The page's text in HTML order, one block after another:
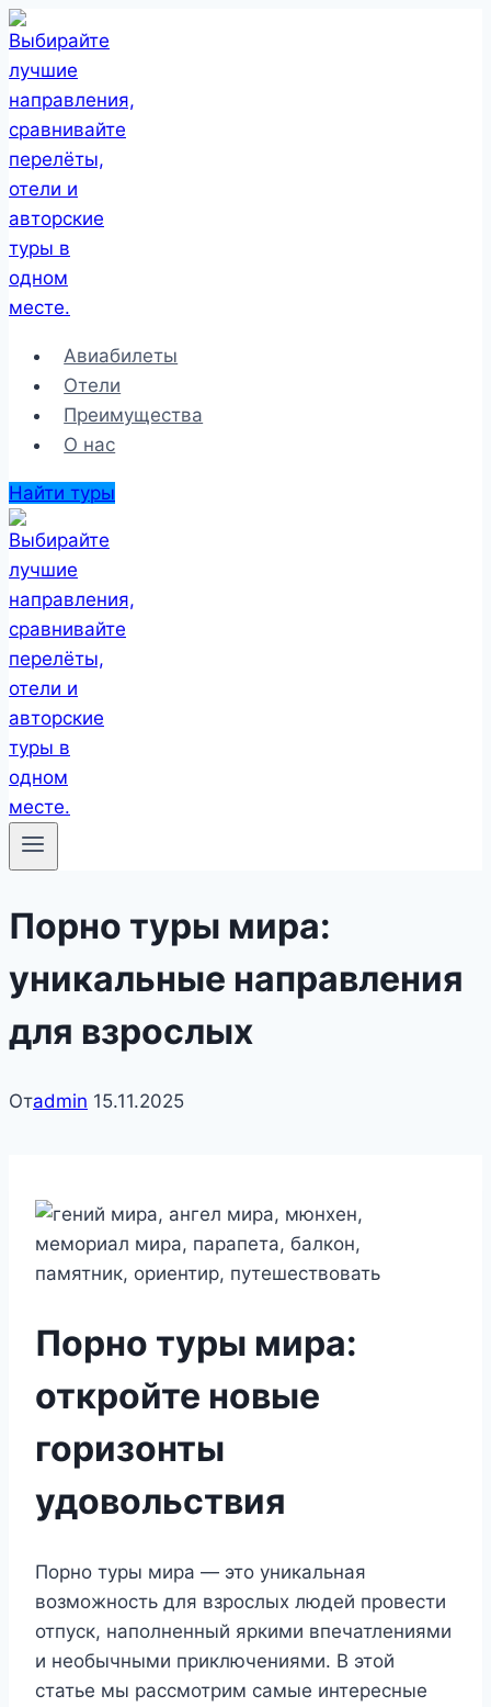
Перейти
к
содержимому
Авиабилеты
Отели
Преимущества
О нас
Найти туры
Порно туры мира:
уникальные направления
для взрослых
Отadmin 15.11.2025
Порно туры мира:
откройте новые
горизонты
удовольствия
Порно туры мира — это уникальная
возможность для взрослых людей провести
отпуск, наполненный яркими впечатлениями
и необычными приключениями. В этой
статье мы рассмотрим самые интересные